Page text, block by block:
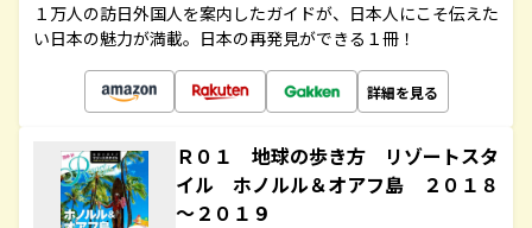
１万人の訪日外国人を案内したガイドが、日本人にこそ伝えた
い日本の魅力が満載。日本の再発見ができる１冊！
詳細を見る
Ｒ０１ 地球の歩き方 リゾートスタ
イル ホノルル＆オアフ島 ２０１８
～２０１９